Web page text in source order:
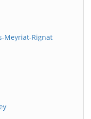
Meyriat-Rignat